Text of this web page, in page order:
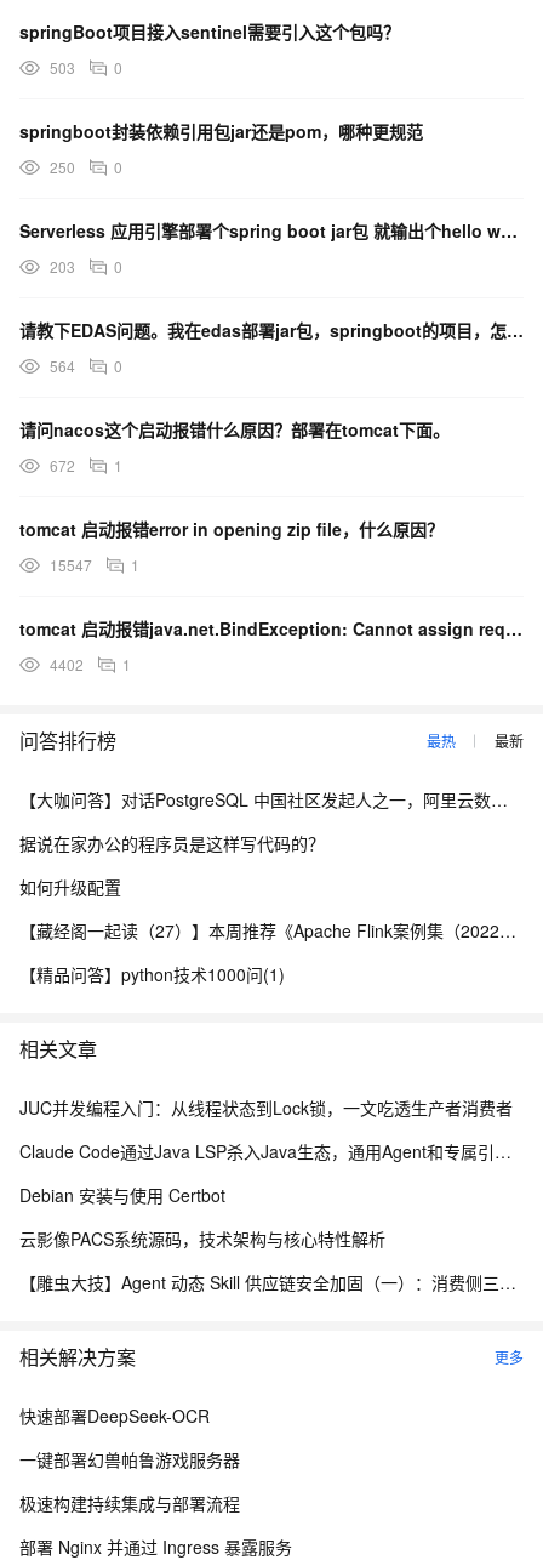
springBoot项目接入sentinel需要引入这个包吗？
503 0
springboot封装依赖引用包jar还是pom，哪种更规范
250 0
Serverless 应用引擎部署个spring boot jar包 就输出个hello world
203 0
请教下EDAS问题。我在edas部署jar包，springboot的项目，怎么设置并启动 程序?
564 0
请问nacos这个启动报错什么原因？部署在tomcat下面。
672 1
tomcat 启动报错error in opening zip file，什么原因？
15547 1
tomcat 启动报错java.net.BindException: Cannot assign requested address，什么原因?
4402 1
问答排行榜 最热 最新
【大咖问答】对话PostgreSQL 中国社区发起人之一，阿里云数据库高级专家 德哥
据说在家办公的程序员是这样写代码的？
如何升级配置
【藏经阁一起读（27）】本周推荐《Apache Flink案例集（2022版）》，你有哪些心得？
【精品问答】python技术1000问(1)
相关文章
JUC并发编程入门：从线程状态到Lock锁，一文吃透生产者消费者
Claude Code通过Java LSP杀入Java生态，通用Agent和专属引擎差在哪
Debian 安装与使用 Certbot
云影像PACS系统源码，技术架构与核心特性解析
【雕虫大技】Agent 动态 Skill 供应链安全加固（一）：消费侧三层防线实战
相关解决方案 更多
快速部署DeepSeek-OCR
一键部署幻兽帕鲁游戏服务器
极速构建持续集成与部署流程
部署 Nginx 并通过 Ingress 暴露服务